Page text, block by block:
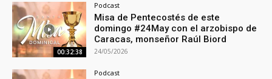
00:32:38
Podcast
Misa de Pentecostés de este
domingo #24May con el arzobispo de
Caracas, monseñor Raúl Biord
24/05/2026
Podcast